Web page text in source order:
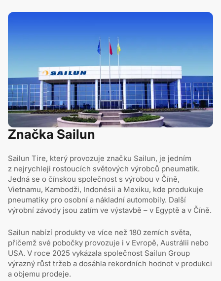
Značka Sailun
Sailun Tire, který provozuje značku Sailun, je jedním
z nejrychleji rostoucích světových výrobců pneumatik.
Jedná se o čínskou společnost s výrobou v Číně,
Vietnamu, Kambodži, Indonésii a Mexiku, kde produkuje
pneumatiky pro osobní a nákladní automobily. Další
výrobní závody jsou zatím ve výstavbě –⁠⁠⁠⁠ ⁠⁠v Egyptě a v Číně.
Sailun nabízí produkty ve více než 180 zemích světa,
přičemž své pobočky provozuje i v Evropě, Austrálii nebo
USA. V roce 2025 vykázala společnost Sailun Group
výrazný růst tržeb a dosáhla rekordních hodnot v produkci
a objemu prodeje.